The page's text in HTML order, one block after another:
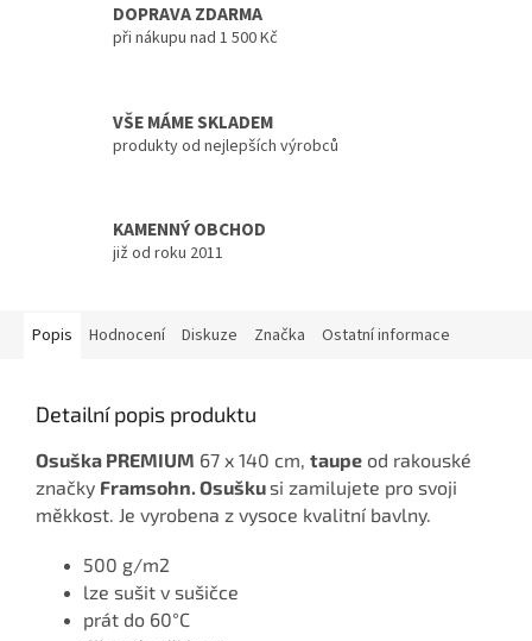
DOPRAVA ZDARMA
při nákupu nad 1 500 Kč
VŠE MÁME SKLADEM
produkty od nejlepších výrobců
KAMENNÝ OBCHOD
již od roku 2011
Popis Hodnocení Diskuze Značka Ostatní informace
Detailní popis produktu
Osuška PREMIUM 67 x 140 cm, taupe od rakouské
značky Framsohn. Osuškusi zamilujete pro svoji
měkkost. Je vyrobena z vysoce kvalitní bavlny.
500 g/m2
lze sušit v sušičce
prát do 60°C